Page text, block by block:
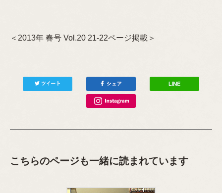
＜2013年 春号 Vol.20 21-22ページ掲載＞
こちらのページも一緒に読まれています